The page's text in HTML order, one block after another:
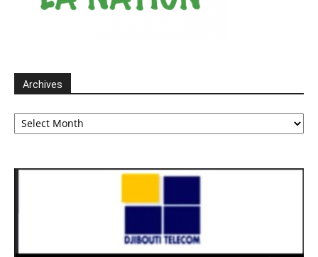
Archives
Archives